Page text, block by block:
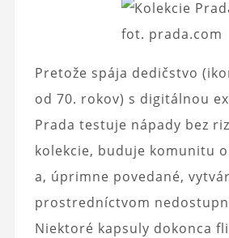
fot. prada.com
Pretože spája dedičstvo
od 70. rokov) s digitálnou
Prada testuje nápady bez
kolekcie, buduje komunitu
a, úprimne povedané,
prostredníctvom
Niektoré kapsuly dokonca